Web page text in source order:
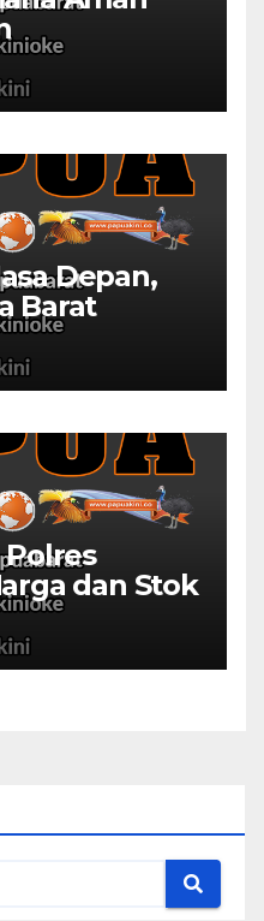
Depan,
Barat
RKPD 2027
Polres
dan Stok